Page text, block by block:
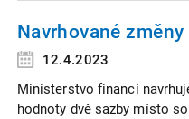
Navrhované změny
12.4.2023
Ministerstvo financí
hodnoty dvě sazby místo